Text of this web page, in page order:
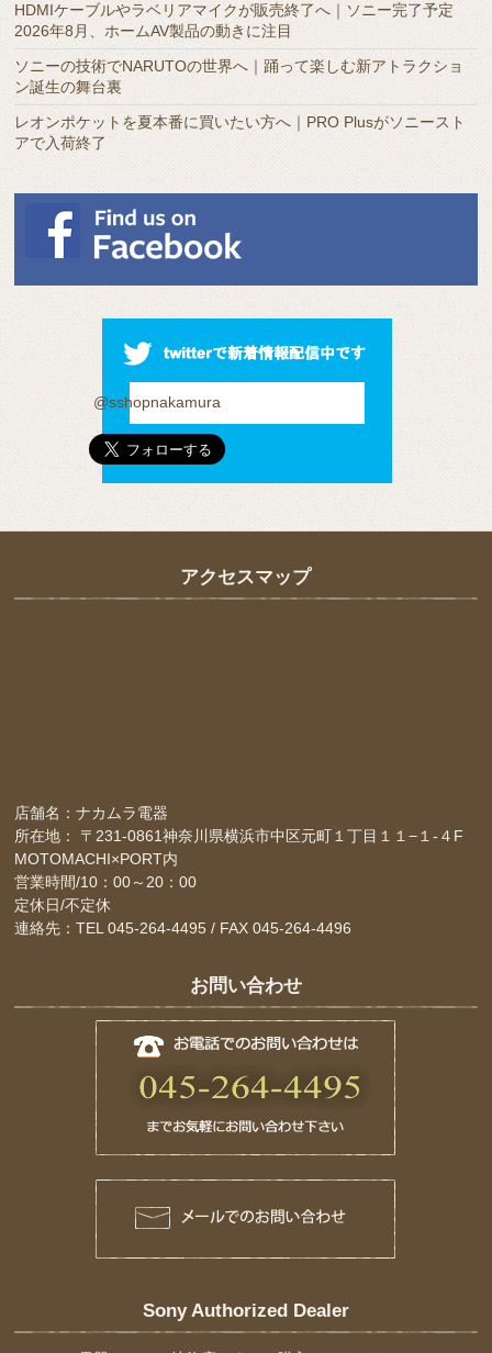
HDMIケーブルやラベリアマイクが販売終了へ｜ソニー完了予定
2026年8月、ホームAV製品の動きに注目
ソニーの技術でNARUTOの世界へ｜踊って楽しむ新アトラクショ
ン誕生の舞台裏
レオンポケットを夏本番に買いたい方へ｜PRO Plusがソニースト
アで入荷終了
@sshopnakamura
アクセスマップ
店舗名：ナカムラ電器
所在地： 〒231-0861神奈川県横浜市中区元町１丁目１１−１-４F
MOTOMACHI×PORT内
営業時間/10：00～20：00
定休日/不定休
連絡先：TEL 045-264-4495 / FAX 045-264-4496
お問い合わせ
Sony Authorized Dealer